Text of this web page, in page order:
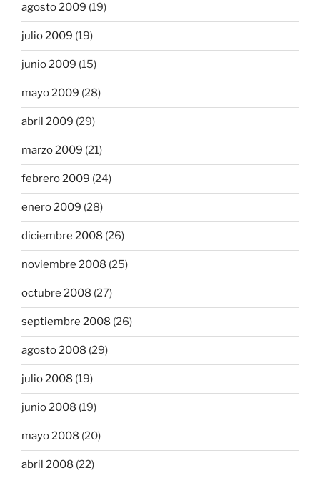
agosto 2009 (19)
julio 2009 (19)
junio 2009 (15)
mayo 2009 (28)
abril 2009 (29)
marzo 2009 (21)
febrero 2009 (24)
enero 2009 (28)
diciembre 2008 (26)
noviembre 2008 (25)
octubre 2008 (27)
septiembre 2008 (26)
agosto 2008 (29)
julio 2008 (19)
junio 2008 (19)
mayo 2008 (20)
abril 2008 (22)